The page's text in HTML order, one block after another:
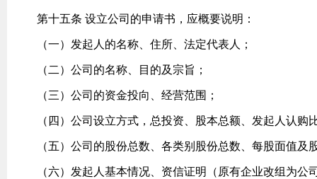
第十五条 设立公司的申请书，应概要说明：
（一）发起人的名称、住所、法定代表人；
（二）公司的名称、目的及宗旨；
（三）公司的资金投向、经营范围；
（四）公司设立方式，总投资、股本总额、发起人认购
（五）公司的股份总数、各类别股份总数、每股面值及
（六）发起人基本情况、资信证明（原有企业改组为公